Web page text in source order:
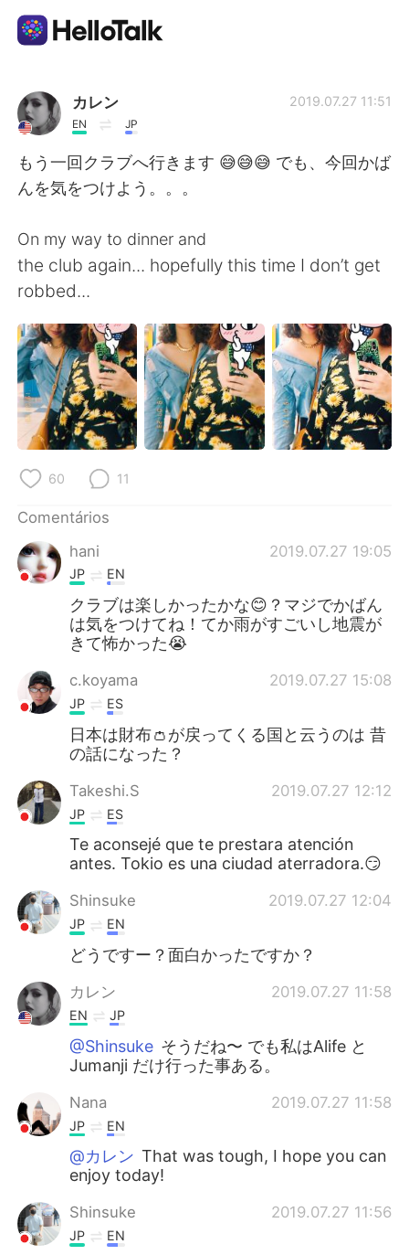
Aplicativo de troca de idioma
AI Grammar Checker
Português
English 简体中文
繁體中文 Español
العربية Français
Deutsch 日本語
Italiano
Tiếng Việt
カレン
EN JP
2019.07.27 11:51
もう一回クラブへ行きます 😅😅😅 でも、今回かば
んを気をつけよう。。。
On my way to dinner and
the club again... hopefully this time I don’t get
robbed...
60 11
Comentários
hani
2019.07.27 19:05
JP EN
クラブは楽しかったかな😊？マジでかばん
は気をつけてね！てか雨がすごいし地震が
きて怖かった😭
c.koyama 2019.07.27 15:08
JP ES
日本は財布👛が戻ってくる国と云うのは 昔
の話になった？
Takeshi.S 2019.07.27 12:12
JP ES
Te aconsejé que te prestara atención
antes. Tokio es una ciudad aterradora.😏
Shinsuke 2019.07.27 12:04
JP EN
どうですー？面白かったですか？
カレン 2019.07.27 11:58
EN JP
@Shinsuke そうだね〜 でも私はAlife と
Jumanji だけ行った事ある。
Nana 2019.07.27 11:58
JP EN
@カレン That was tough, I hope you can
enjoy today!
Shinsuke 2019.07.27 11:56
JP EN